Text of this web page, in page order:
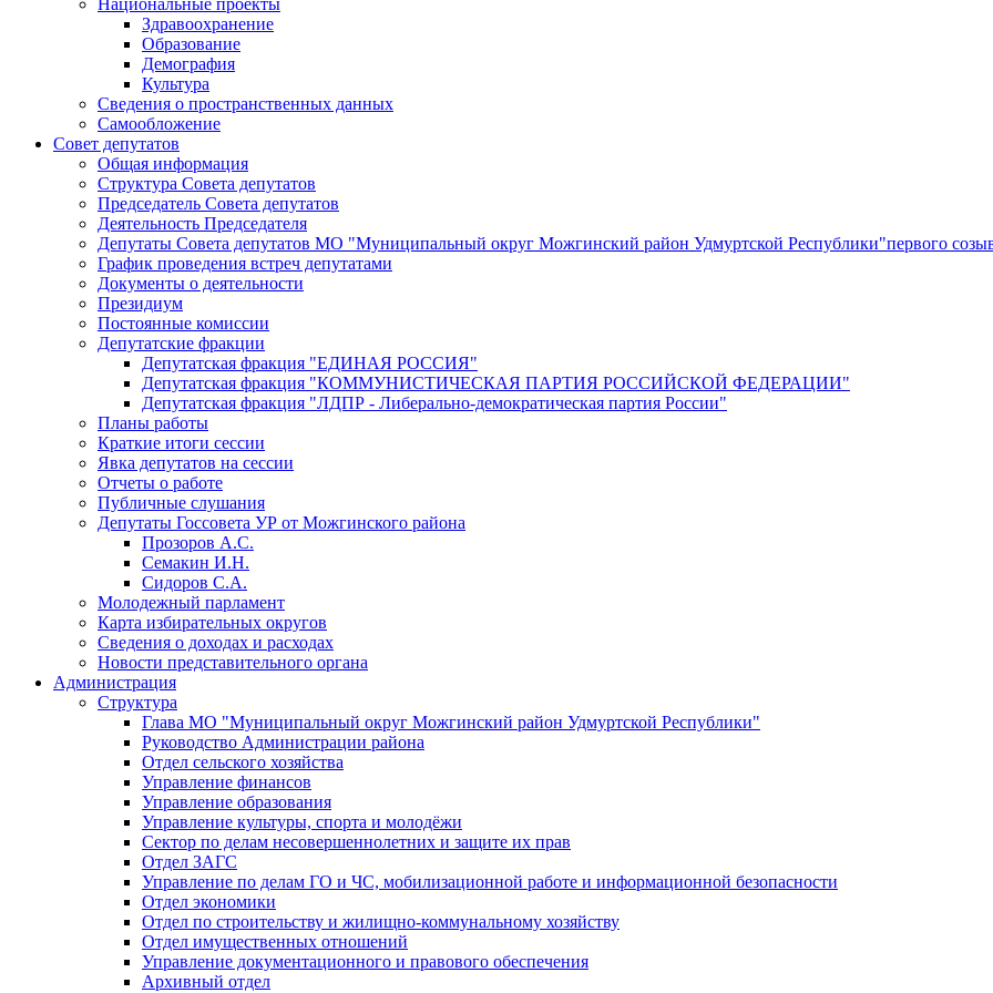
Здравоохранение
Образование
Демография
Культура
Сведения о пространственных данных
Самообложение
Совет депутатов
Общая информация
Структура Совета депутатов
Председатель Совета депутатов
Деятельность Председателя
Депутаты Совета депутатов МО "Муниципальный округ Можгинский район Удмуртской Республики"первого
График проведения встреч депутатами
Документы о деятельности
Президиум
Постоянные комиссии
Депутатские фракции
Депутатская фракция "ЕДИНАЯ РОССИЯ"
Депутатская фракция "КОММУНИСТИЧЕСКАЯ ПАРТИЯ РОССИЙСКОЙ ФЕДЕРАЦИИ"
Депутатская фракция "ЛДПР - Либерально-демократическая партия России"
Планы работы
Краткие итоги сессии
Явка депутатов на сессии
Отчеты о работе
Публичные слушания
Депутаты Госсовета УР от Можгинского района
Прозоров А.С.
Семакин И.Н.
Сидоров С.А.
Молодежный парламент
Карта избирательных округов
Сведения о доходах и расходах
Новости представительного органа
Администрация
Структура
Глава МО "Муниципальный округ Можгинский район Удмуртской Республики"
Руководство Администрации района
Отдел сельского хозяйства
Управление финансов
Управление образования
Управление культуры, спорта и молодёжи
Сектор по делам несовершеннолетних и защите их прав
Отдел ЗАГС
Управление по делам ГО и ЧС, мобилизационной работе и информационной безопасности
Отдел экономики
Отдел по строительству и жилищно-коммунальному хозяйству
Отдел имущественных отношений
Управление документационного и правового обеспечения
Архивный отдел